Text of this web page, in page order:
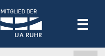
MITGLIED DER